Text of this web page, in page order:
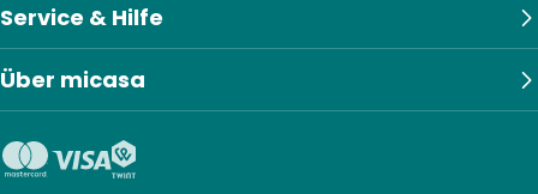
Service & Hilfe
Über micasa